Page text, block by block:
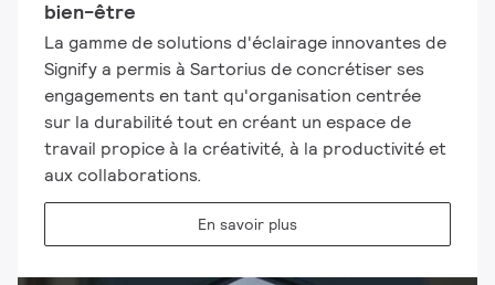
bien-être
La gamme de solutions d'éclairage innovantes de
Signify a permis à Sartorius de concrétiser ses
engagements en tant qu'organisation centrée
sur la durabilité tout en créant un espace de
travail propice à la créativité, à la productivité et
aux collaborations.
En savoir plus